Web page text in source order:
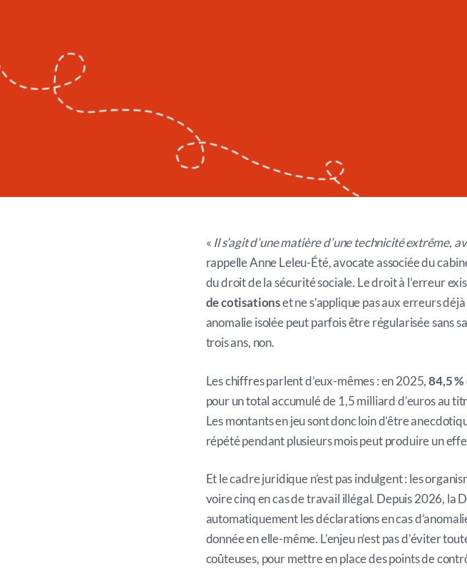
« Il s’agit d’une matière d’une technicité
rappelle Anne Leleu-Été, avocate associée du
du droit de la sécurité sociale. Le droit à l’erreur
de cotisationset ne s’applique pas aux erreurs
anomalie isolée peut parfois être régularisée sans
trois ans, non.
Les chiffres parlent d’eux-mêmes : en 2025,84,5
pour un total accumulé de 1,5 milliard d’euros au
Les montants en jeu sont donc loin d’être
répété pendant plusieurs mois peut produire un
Et le cadre juridique n’est pas indulgent : les
voire cinq en cas de travail illégal. Depuis 2026, la
automatiquement les déclarations en cas
donnée en elle-même. L’enjeu n’est pas d’éviter
coûteuses, pour mettre en place des points de